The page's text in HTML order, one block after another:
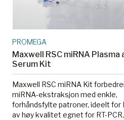
PROMEGA
Maxwell RSC miRNA Plasma
Serum Kit
Maxwell RSC miRNA Kit
miRNA-ekstraksjon med enkle,
forhåndsfylte patroner, ideelt for
av høy kvalitet egnet for RT-PCR,